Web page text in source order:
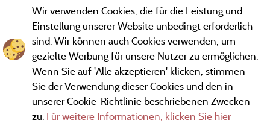
Wir verwenden Cookies, die für die Leistung und
Einstellung unserer Website unbedingt erforderlich
sind. Wir können auch Cookies verwenden, um
gezielte Werbung für unsere Nutzer zu ermöglichen.
Wenn Sie auf 'Alle akzeptieren' klicken, stimmen
Sie der Verwendung dieser Cookies und den in
unserer Cookie-Richtlinie beschriebenen Zwecken
zu. Für weitere Informationen, klicken Sie hier